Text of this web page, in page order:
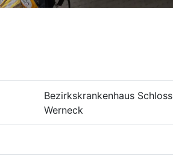
Bezirkskrankenhaus Schloss
Werneck